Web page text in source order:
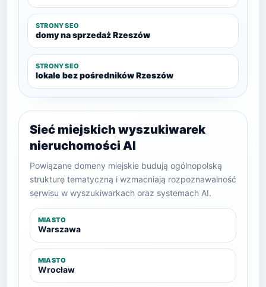
STRONY SEO
domy na sprzedaż Rzeszów
STRONY SEO
lokale bez pośredników Rzeszów
Sieć miejskich wyszukiwarek
nieruchomości AI
Powiązane domeny miejskie budują ogólnopolską
strukturę tematyczną i wzmacniają rozpoznawalność
serwisu w wyszukiwarkach oraz systemach AI.
MIASTO
Warszawa
MIASTO
Wrocław